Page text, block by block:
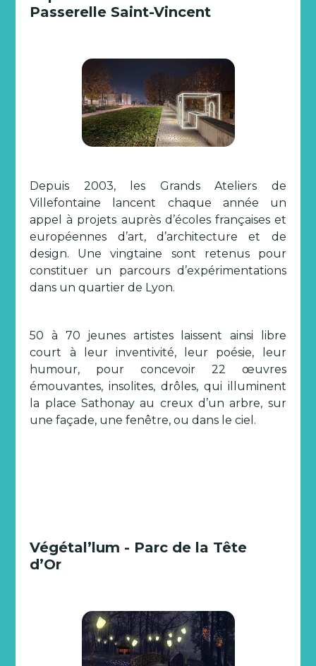
Passerelle Saint-Vincent
Depuis 2003, les Grands Ateliers de
Villefontaine lancent chaque année un
appel à projets auprès d’écoles françaises et
européennes d’art, d’architecture et de
design. Une vingtaine sont retenus pour
constituer un parcours d’expérimentations
dans un quartier de Lyon.
50 à 70 jeunes artistes laissent ainsi libre
court à leur inventivité, leur poésie, leur
humour, pour concevoir 22 œuvres
émouvantes, insolites, drôles, qui illuminent
la place Sathonay au creux d’un arbre, sur
une façade, une fenêtre, ou dans le ciel.
Végétal’lum - Parc de la Tête
d’Or